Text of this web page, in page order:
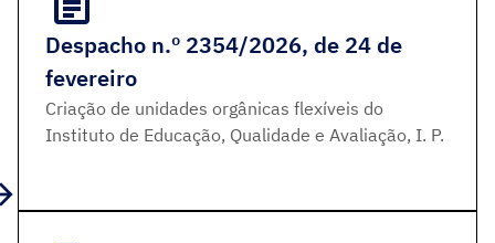
Despacho n.º 2354/2026, de 24 de
fevereiro
Criação de unidades orgânicas flexíveis do
Instituto de Educação, Qualidade e Avaliação, I. P.